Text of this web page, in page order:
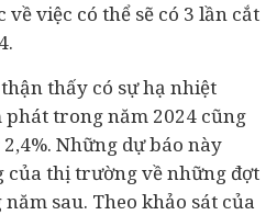
việc có thể sẽ có 3 lần cắt
thấy có sự hạ nhiệt
phát trong năm 2024 cũng
Những dự báo này
của thị trường về những đợt
sau. Theo khảo sát của